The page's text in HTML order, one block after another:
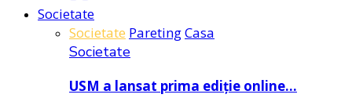
Societate
Societate ParetingCasa
Societate
USM a lansat prima ediție online…